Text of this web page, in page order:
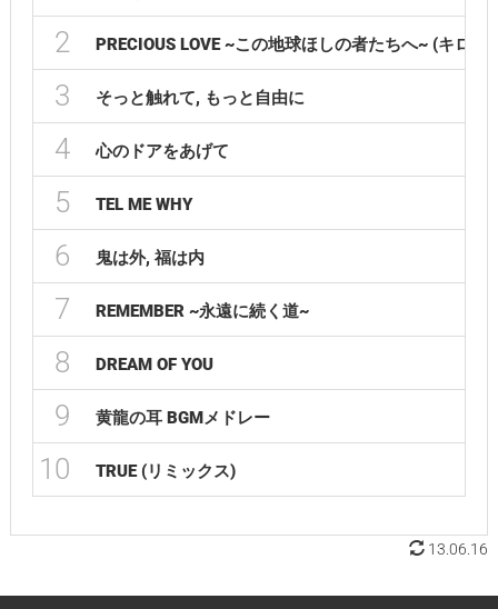
2 PRECIOUS LOVE ~この地球ほしの者たちへ~ (キロウ
3 そっと触れて, もっと自由に
4 心のドアをあげて
5 TEL ME WHY
6 鬼は外, 福は内
7 REMEMBER ~永遠に続く道~
8 DREAM OF YOU
9 黄龍の耳 BGMメドレー
10 TRUE (リミックス)
13.06.16